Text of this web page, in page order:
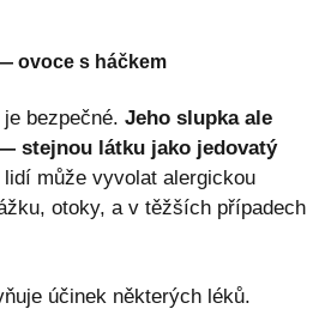
ovoce s háčkem
bezpečné. Jeho slupka ale
stejnou látku jako jedovatý
může vyvolat alergickou
otoky, a v těžších případech
účinek některých léků.